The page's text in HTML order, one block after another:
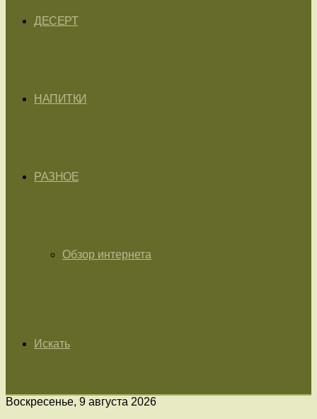
ДЕСЕРТ
НАПИТКИ
РАЗНОЕ
Обзор интернета
Искать
Воскресенье, 9 августа 2026